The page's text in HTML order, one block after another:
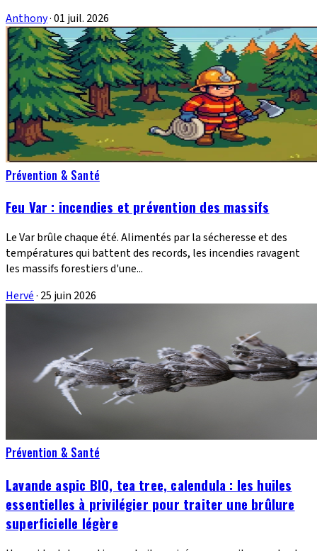
Anthony·01 juil. 2026
Prévention & Santé
Feu Var : incendies et prévention des massifs
Le Var brûle chaque été. Alimentés par la sécheresse et des
températures qui battent des records, les incendies ravagent
les massifs forestiers d'une...
Hervé· 25 juin 2026
Prévention & Santé
Lavande aspic BIO, tea tree, calendula : les huiles
essentielles à privilégier pour traiter une brûlure
superficielle légère